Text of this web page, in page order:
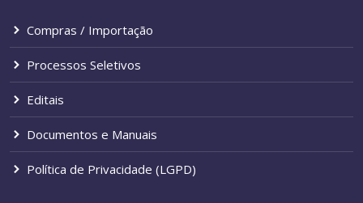
Compras / Importação
Processos Seletivos
Editais
Documentos e Manuais
Política de Privacidade (LGPD)